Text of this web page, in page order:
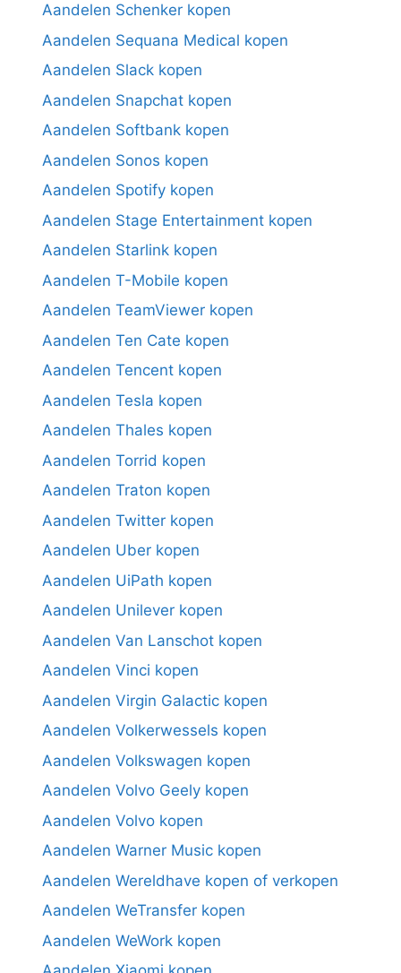
Aandelen Schenker kopen
Aandelen Sequana Medical kopen
Aandelen Slack kopen
Aandelen Snapchat kopen
Aandelen Softbank kopen
Aandelen Sonos kopen
Aandelen Spotify kopen
Aandelen Stage Entertainment kopen
Aandelen Starlink kopen
Aandelen T-Mobile kopen
Aandelen TeamViewer kopen
Aandelen Ten Cate kopen
Aandelen Tencent kopen
Aandelen Tesla kopen
Aandelen Thales kopen
Aandelen Torrid kopen
Aandelen Traton kopen
Aandelen Twitter kopen
Aandelen Uber kopen
Aandelen UiPath kopen
Aandelen Unilever kopen
Aandelen Van Lanschot kopen
Aandelen Vinci kopen
Aandelen Virgin Galactic kopen
Aandelen Volkerwessels kopen
Aandelen Volkswagen kopen
Aandelen Volvo Geely kopen
Aandelen Volvo kopen
Aandelen Warner Music kopen
Aandelen Wereldhave kopen of verkopen
Aandelen WeTransfer kopen
Aandelen WeWork kopen